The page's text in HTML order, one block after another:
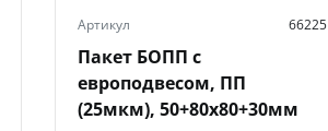
Артикул 66225
Пакет БОПП с
европодвесом, ПП
(25мкм), 50+80х80+30мм